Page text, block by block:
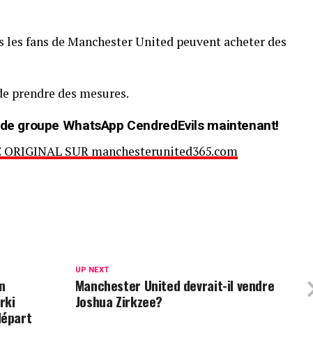
les fans de Manchester United peuvent acheter des
prendre des mesures.
groupe WhatsApp CendredEvils maintenant!
ORIGINAL SUR manchesterunited365.com
UP NEXT
Manchester United devrait-il vendre
Joshua Zirkzee?